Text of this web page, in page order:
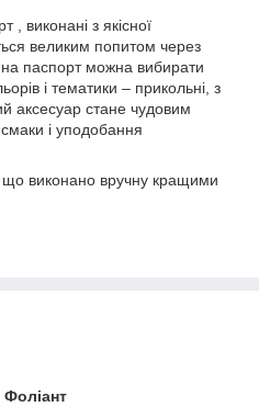
, виконані з якісної
великим попитом через
на паспорт можна вибирати
і тематики – прикольні, з
аксесуар стане чудовим
і уподобання
що виконано вручну кращими
Фоліант